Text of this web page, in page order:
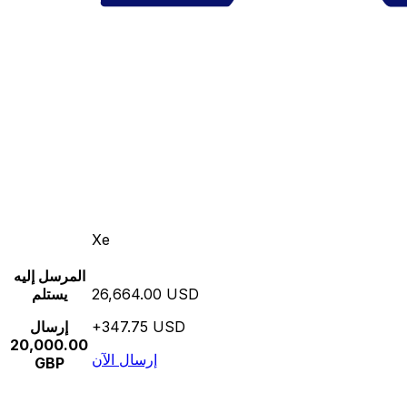
Xe
المرسل إليه
يستلم
إرسال
20,000.00
GBP
26,664.00 USD
+347.75 USD
إرسال الآن